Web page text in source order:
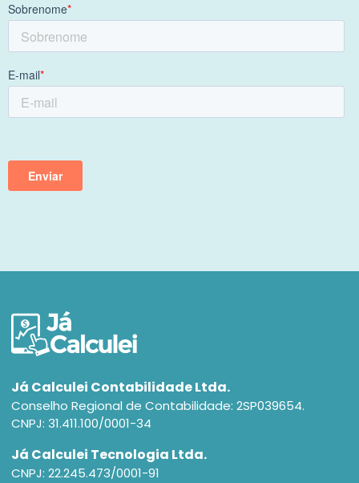
Já Calculei Contabilidade Ltda.
Conselho Regional de Contabilidade: 2SP039654.
CNPJ: 31.411.100/0001-34
Já Calculei Tecnologia Ltda.
CNPJ: 22.245.473/0001-91